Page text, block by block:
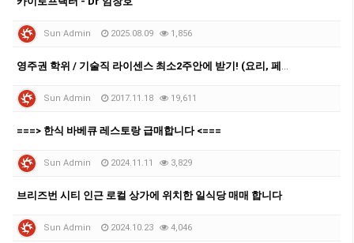
Sun Admin 2025.08.09 1,856
영주권 학위 / 기술직 라이센스 최소2주안에 받기! (요리, 페인팅, 용접, 차일드케어 등등)
Sun Admin 2017.11.18 19,611
===> 한식 바베큐 레스토랑 급매합니다 <===
Sun Admin 2024.11.11 3,829
브리즈번 시티 인근 로컬 상가에 위치한 일식당 매매 합니다
Sun Admin 2024.10.23 4,046